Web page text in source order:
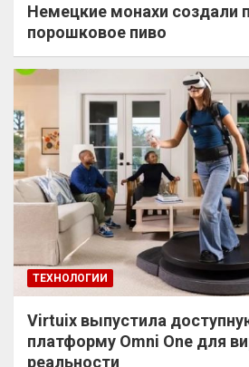
Немецкие монахи создали
порошковое пиво
ТЕХНОЛОГИИ
Virtuix выпустила
платформу Omni One для
реальности